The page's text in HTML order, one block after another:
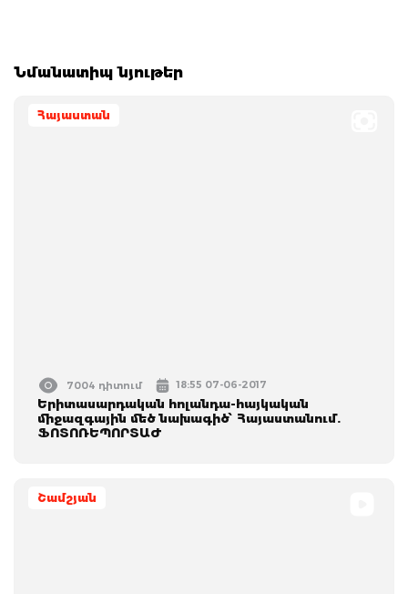
Նմանատիպ նյութեր
Հայաստան
7004 դիտում 18:55 07-06-2017
Երիտասարդական հոլանդա-հայկական
միջազգային մեծ նախագիծ՝ Հայաստանում.
ՖՈՏՈՌԵՊՈՐՏԱԺ
Շամշյան